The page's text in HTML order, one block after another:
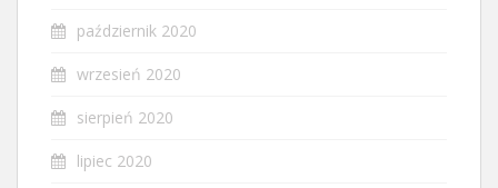
październik 2020
wrzesień 2020
sierpień 2020
lipiec 2020